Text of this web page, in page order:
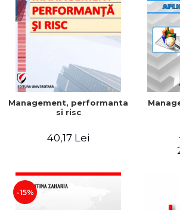
Management, performanta
si risc
40,17 Lei
-15%